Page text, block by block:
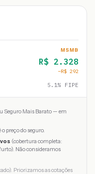
MSMB
R$ 2.328
−R$ 292
5.1% FIPE
Seguro Mais Barato — em
preço do seguro.
(cobertura completa:
Não consideramos
Priorizamos as cotações